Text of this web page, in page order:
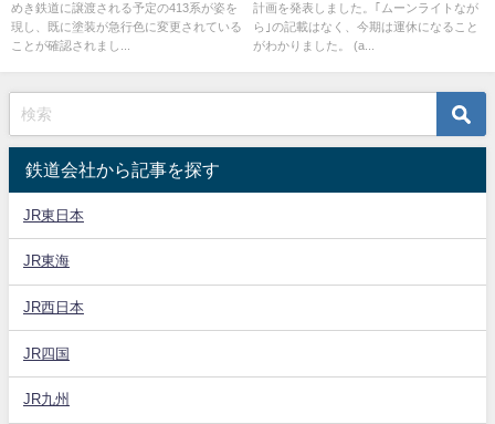
めき鉄道に譲渡される予定の413系が姿を
現し、既に塗装が急行色に変更されている
ことが確認されまし...
ヶ月前から発売を開始
計画を発表しました。｢ムーンライトなが
ら｣の記載はなく、今期は運休になること
がわかりました。 (a...
鉄道会社から記事を探す
JR東日本
JR東海
JR西日本
JR四国
JR九州